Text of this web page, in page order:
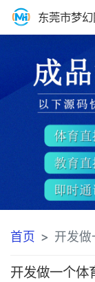
东莞市梦
首页 开发做一个
开发做一个体